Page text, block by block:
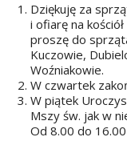
Dziękuję za
i ofiarę na
proszę do
Kuczowie,
Woźniakowie.
W czwartek
W piątek
Mszy św. jak w
Od 8.00 do